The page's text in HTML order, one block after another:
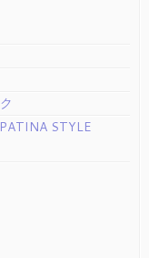
STYLE